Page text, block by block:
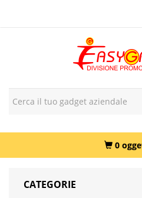
0
CATEGORIE